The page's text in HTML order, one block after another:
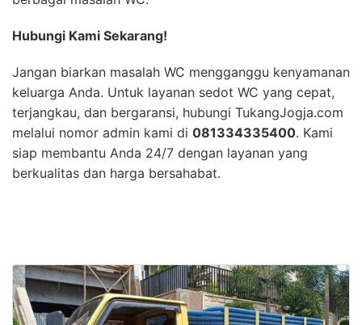
Hubungi Kami Sekarang!
Jangan biarkan masalah WC mengganggu kenyamanan
keluarga Anda. Untuk layanan sedot WC yang cepat,
terjangkau, dan bergaransi, hubungi TukangJogja.com
melalui nomor admin kami di 081334335400. Kami
siap membantu Anda 24/7 dengan layanan yang
berkualitas dan harga bersahabat.